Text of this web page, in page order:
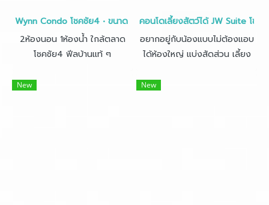
Wynn Condo โชคชัย4 • ขนาด 34 ตร.ม.
2ห้องนอน 1ห้องน้ำ ใกล้ตลาด
โชคชัย4 ฟีลบ้านแท้ ๆ
คอนโดเลี้ยงสัตว์ได้ JW Suite โช
อยากอยู่กับน้องแบบไม่ต้องแอบ
ได้ห้องใหญ่ แบ่งสัดส่วน เลี้ยง
เลย ถูกกว่าเช่า เฟอร์ใหม่ ฟรีโอน
New New